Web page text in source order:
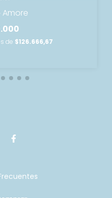
de $126.666,67